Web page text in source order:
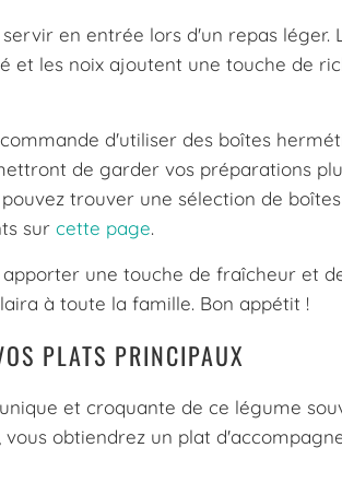
en entrée lors d'un repas léger.
les noix ajoutent une touche de
d'utiliser des boîtes
de garder vos préparations
trouver une sélection de boîtes
sur cette page.
une touche de fraîcheur et
à toute la famille. Bon appétit !
PLATS PRINCIPAUX
et croquante de ce légume
obtiendrez un plat